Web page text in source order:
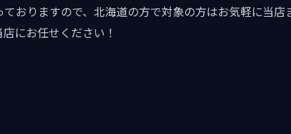
おりますので、北海道の方で対象の方はお気軽に当店
店にお任せください！